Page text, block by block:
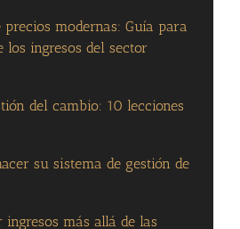
precios modernas: Guía para
los ingresos del sector
del cambio: 10 lecciones
su sistema de gestión de
ingresos más allá de las